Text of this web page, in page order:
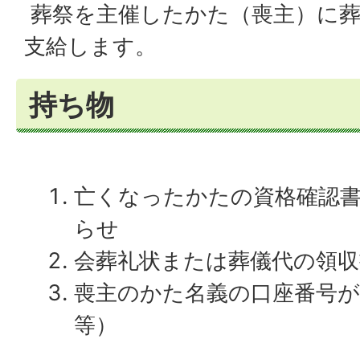
葬祭を主催したかた（喪主）に
支給します。
持ち物
亡くなったかたの資格確認
らせ
会葬礼状または葬儀代の領
喪主のかた名義の口座番号
等）